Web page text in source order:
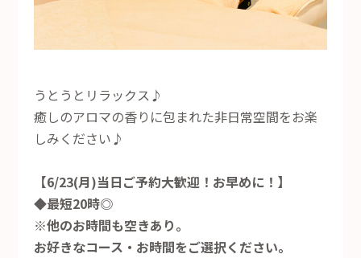
うとうとリラックス♪
癒しのアロマの香りに包まれた非日常空間をお楽
しみください♪
【6/23(月)当日ご予約大歓迎！お早めに！】
◆最短20時◎
※他のお時間も空きあり。
お好きなコース・お時間をご選択ください。